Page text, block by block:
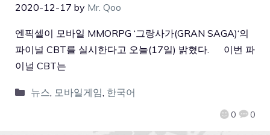
2020-12-17 by Mr. Qoo
0 0
엔픽셀이 모바일 MMORPG ‘그랑사가(GRAN SAGA)‘의
파이널 CBT를 실시한다고 오늘(17일) 밝혔다. 이번 파
이널 CBT는
뉴스 모바일게임 한국어